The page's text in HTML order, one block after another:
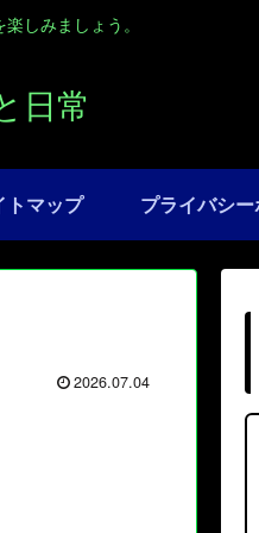
しみましょう。
日常
トマップ プライバシ
2026.07.04